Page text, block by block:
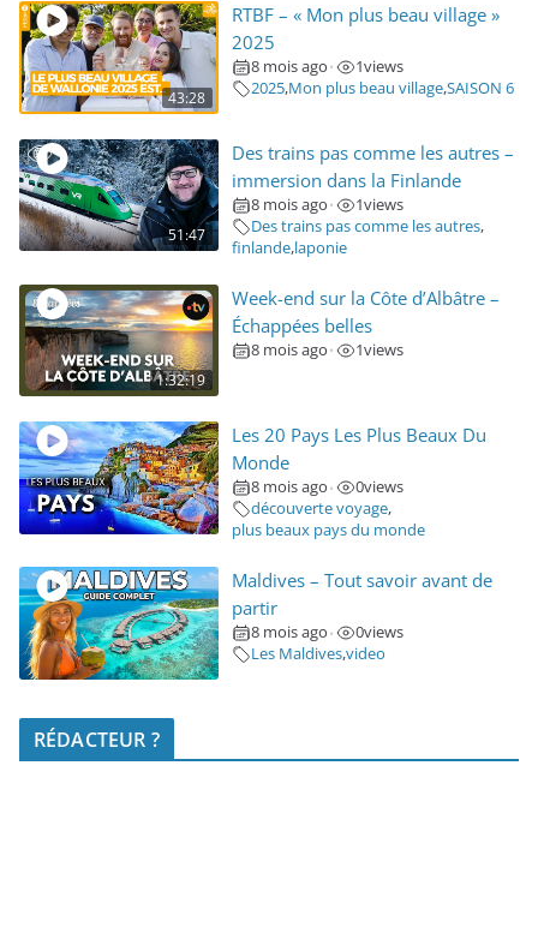
43:28
RTBF – « Mon plus beau village »
2025
8 mois ago • 1views
2025,Mon plus beau village,SAISON 6
51:47
Des trains pas comme les autres –
immersion dans la Finlande
8 mois ago • 1views
Des trains pas comme les autres,
finlande,laponie
1:32:19
Week-end sur la Côte d’Albâtre –
Échappées belles
8 mois ago • 1views
Les 20 Pays Les Plus Beaux Du
Monde
8 mois ago • 0views
découverte voyage,
plus beaux pays du monde
Maldives – Tout savoir avant de
partir
8 mois ago • 0views
Les Maldives,video
RÉDACTEUR ?